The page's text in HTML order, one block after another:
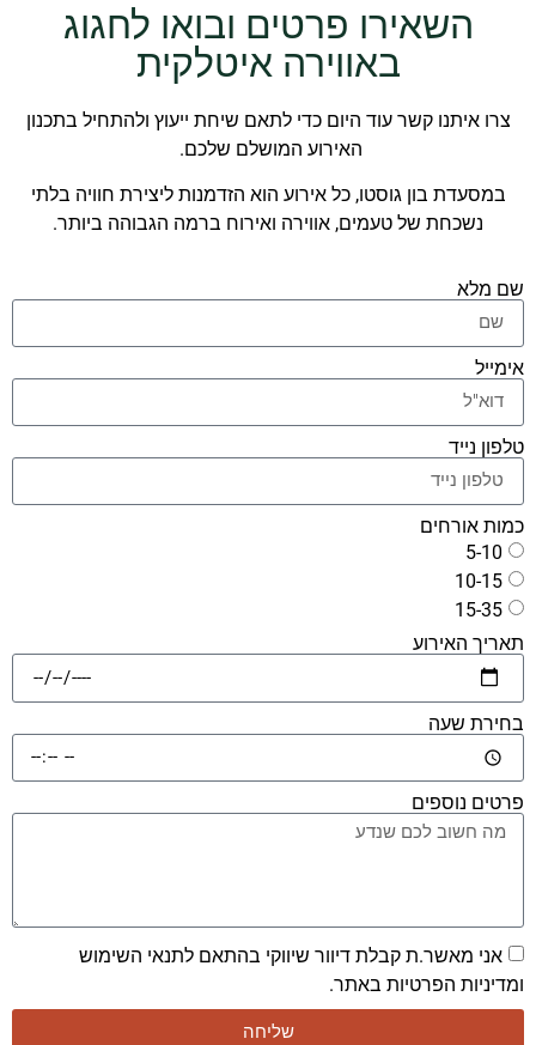
השאירו פרטים ובואו לחגוג
באווירה איטלקית
איתנו קשר עוד היום כדי לתאם שיחת ייעוץ ולהתחיל בתכנון
האירוע המושלם שלכם.
בון גוסטו, כל אירוע הוא הזדמנות ליצירת חוויה בלתי
נשכחת של טעמים, אווירה ואירוח ברמה הגבוהה ביותר.
נייד
אורחים
5-
10-
15-
האירוע
שעה
נוספים
מאשר.ת קבלת דיוור שיווקי בהתאם לתנאי השימוש
הפרטיות באתר.
שליחה